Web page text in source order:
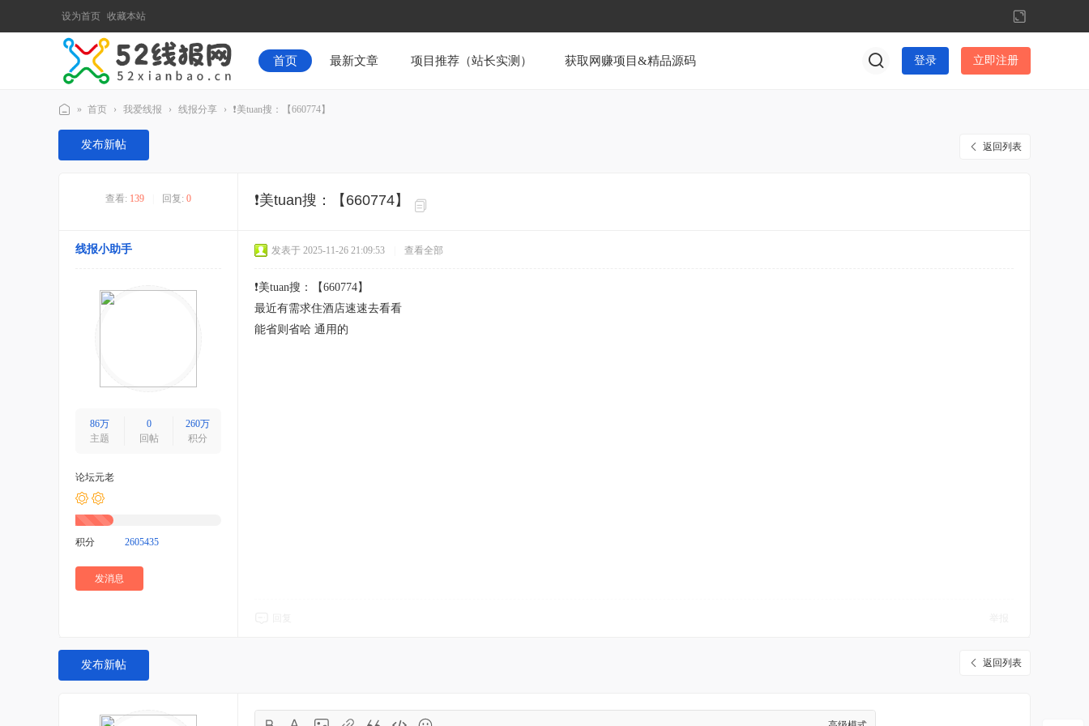
设为首页 收藏本站
切
换
到
宽
首页 最新文章 项目推荐（站长实测） 获取网赚项目&精品源码 登录 立即注册
52
线
» 首页 › 我爱线报 › 线报分享 › ❗美tuan搜：【660774】
返回列表
发布新帖
查看: 139 回复: 0 ❗美tuan搜：【660774】
线报小助手
86万
主题
0
回帖
260万
积分
论坛元老
积分 2605435
发消息
发表于 2025-11-26 21:09:53 查看全部
❗美tuan搜：【660774】
最近有需求住酒店速速去看看
能省则省哈 通用的
返回列表
发布新帖